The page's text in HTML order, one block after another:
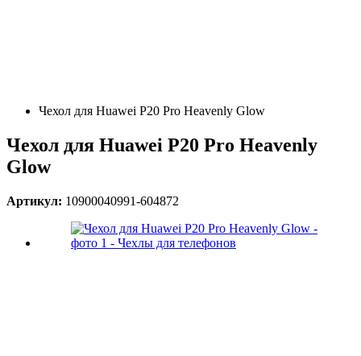
Чехол для Huawei P20 Pro Heavenly Glow
Чехол для Huawei P20 Pro Heavenly
Glow
Артикул: 10900040991-604872